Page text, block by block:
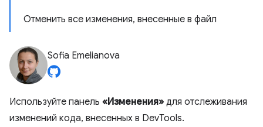
Отменить все изменения, внесенные в файл
Sofia Emelianova
Используйте панель «Изменения» для отслеживания
изменений кода, внесенных в DevTools.